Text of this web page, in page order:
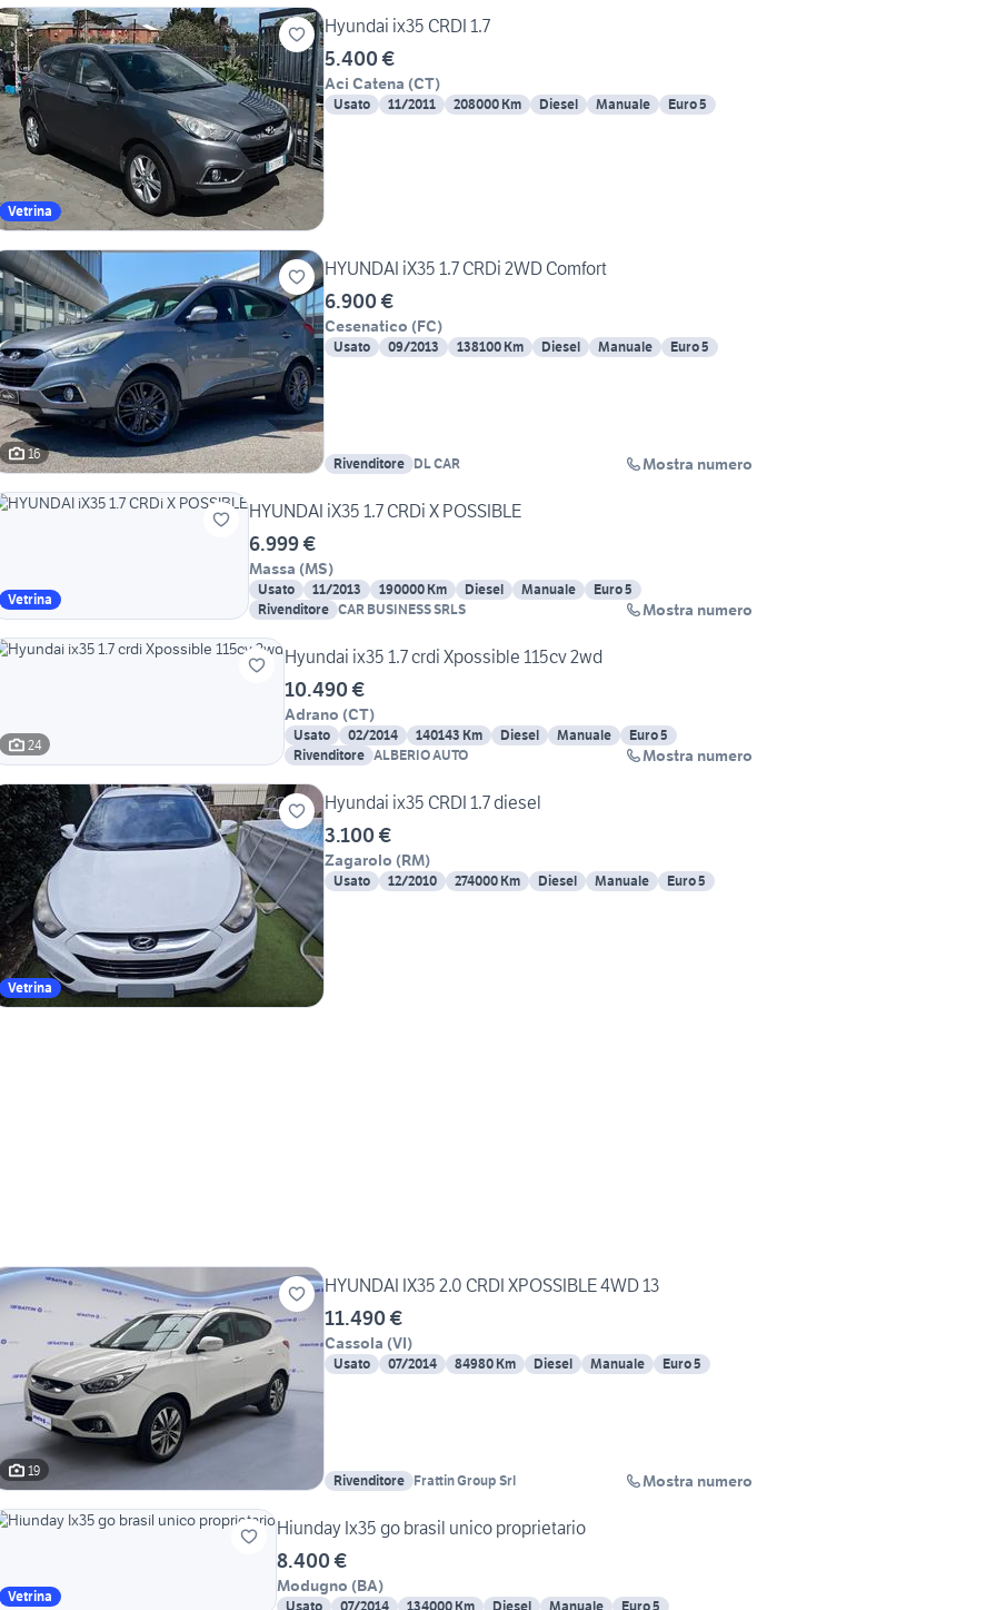
Vetrina
Hyundai ix35 CRDI 1.7
5.400 €
Aci Catena (CT)
Usato 11/2011 208000 Km Diesel Manuale Euro 5
16
HYUNDAI iX35 1.7 CRDi 2WD Comfort
6.900 €
Cesenatico (FC)
Usato 09/2013 138100 Km Diesel Manuale Euro 5
Rivenditore DL CAR Mostra numero
Vetrina
HYUNDAI iX35 1.7 CRDi X POSSIBLE
6.999 €
Massa (MS)
Usato 11/2013 190000 Km Diesel Manuale
Euro 5
Rivenditore CAR BUSINESS SRLS Mostra numero
24
Hyundai ix35 1.7 crdi Xpossible 115cv 2wd
10.490 €
Adrano (CT)
Usato 02/2014 140143 Km Diesel Manuale
Euro 5
Rivenditore ALBERIO AUTO Mostra numero
Vetrina
Hyundai ix35 CRDI 1.7 diesel
3.100 €
Zagarolo (RM)
Usato 12/2010 274000 Km Diesel Manuale Euro 5
19
HYUNDAI IX35 2.0 CRDI XPOSSIBLE 4WD 13
11.490 €
Cassola (VI)
Usato 07/2014 84980 Km Diesel Manuale Euro 5
Rivenditore Frattin Group Srl Mostra numero
Vetrina
Hiunday Ix35 go brasil unico proprietario
8.400 €
Modugno (BA)
Usato 07/2014 134000 Km Diesel Manuale Euro 5